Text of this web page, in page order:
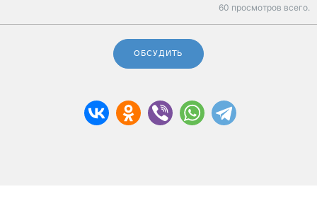
60 просмотров всего.
ОБСУДИТЬ